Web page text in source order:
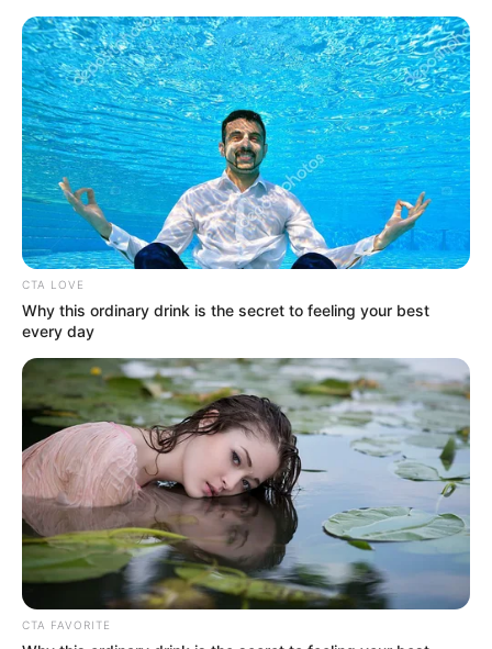
укр рус
Главная/Власть
Верховная Рада внесла изменения в
закон о местных выборах
30.08.2010, 13:20
Верховная Рада (ВР) Украины приняла проект закона
о внесении изменений в закон "О выборах депутатов
ВР Автономной Республики Крым, местных советов и
сельских, поселковых, городских голов", который
внес на рассмотрение председатель фракции Партии
регионов Александр Ефремов.
за это решение проголосовали 264 депутата.
Этим законом сняты ограничения относительно
возможности участия в местных выборах местных
организаций политических партий, образованных
позднее, чем за 365 дней до дня выборов, и
предоставлена возможность всем местным
организациям партий выдвигать своих кандидатов на
выборах. Кроме того, законом изменен принцип
формирования состава территориальных
избирательных комиссий. В частности, будет увеличен
состав территориальных избирательных комиссий до
18 человек и предоставлено право подавать